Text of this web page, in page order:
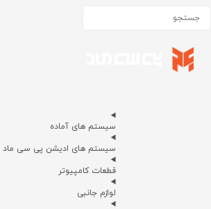
سیستم های آماده
سیستم های ادیشن پی سی ماد
قطعات کامپیوتر
لوازم جانبی